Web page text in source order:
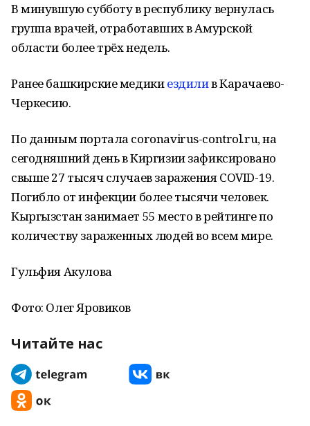
В минувшую субботу в республику вернулась
группа врачей, отработавших в Амурской
области более трёх недель.
Ранее башкирские медикиездилив Карачаево-
Черкесию.
По данным портала coronavirus-control.ru, на
сегодняшний день в Киргизии зафиксировано
свыше 27 тысяч случаев заражения COVID-19.
Погибло от инфекции более тысячи человек.
Кыргызстан занимает 55 место в рейтинге по
количеству зараженных людей во всем мире.
Гульфия Акулова
Фото: Олег Яровиков
Читайте нас